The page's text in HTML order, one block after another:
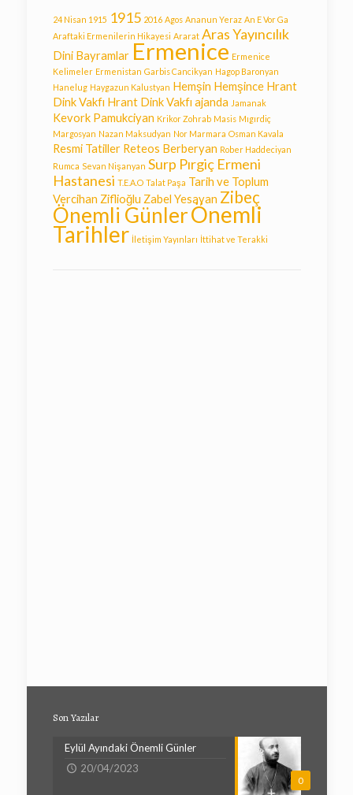
24 Nisan 1915 1915 2016 Agos Ananun Yeraz An E Vor Ga
Araftaki Ermenilerin Hikayesi Ararat Aras Yayıncılık
Dini Bayramlar Ermenice Ermenice
Kelimeler Ermenistan Garbis Cancikyan Hagop Baronyan
Hanelug Haygazun Kalustyan Hemşin Hemşince Hrant
Dink Vakfı Hrant Dink Vakfı ajanda Jamanak
Kevork Pamukciyan Krikor Zohrab Masis Mıgırdiç
Margosyan Nazan Maksudyan Nor Marmara Osman Kavala
Resmi Tatiller Reteos Berberyan Rober Haddeciyan
Rumca Sevan Nişanyan Surp Pırgiç Ermeni
Hastanesi T.E.A.O Talat Paşa Tarih ve Toplum
Vercihan Ziflioğlu Zabel Yesayan Zibeç
Önemli GünlerÖnemli
Tarihler İletişim Yayınları İttihat ve Terakki
Son Yazılar
0
Eylül Ayındaki Önemli Günler
20/04/2023